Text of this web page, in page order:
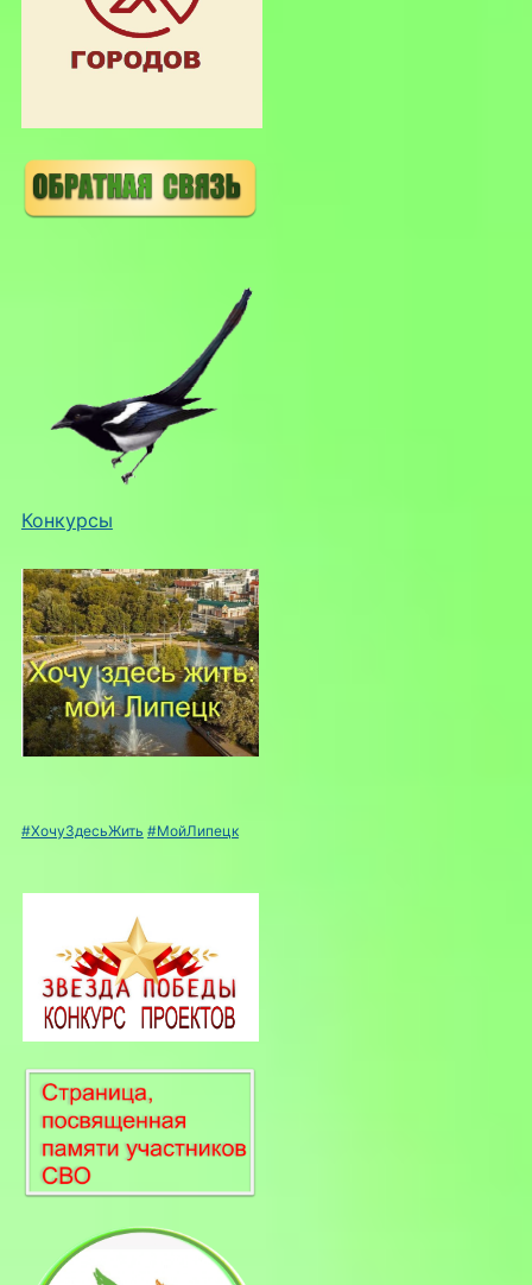
Конкурсы
#ХочуЗдесьЖить #МойЛипецк